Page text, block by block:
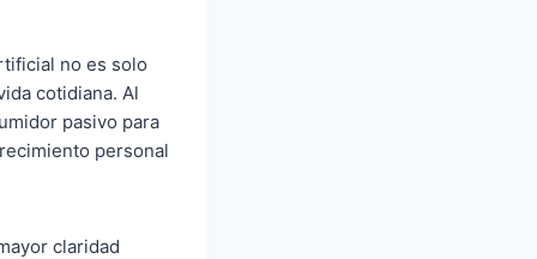
no es solo
cotidiana. Al
pasivo para
personal
claridad